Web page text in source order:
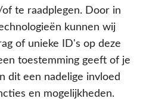
te raadplegen. Door in
kunnen wij
of unieke ID's op deze
toestemming geeft of je
dit een nadelige invloed
en mogelijkheden.